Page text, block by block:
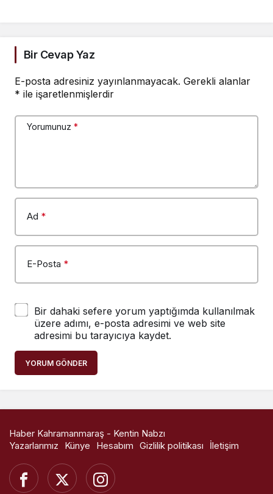
Bir Cevap Yaz
E-posta adresiniz yayınlanmayacak. Gerekli alanlar
* ile işaretlenmişlerdir
Yorumunuz *
Ad *
E-Posta *
Bir dahaki sefere yorum yaptığımda kullanılmak
üzere adımı, e-posta adresimi ve web site
adresimi bu tarayıcıya kaydet.
YORUM GÖNDER
Haber Kahramanmaraş - Kentin Nabzı
Yazarlarımız
Künye Hesabım Gizlilik politikası İletişim